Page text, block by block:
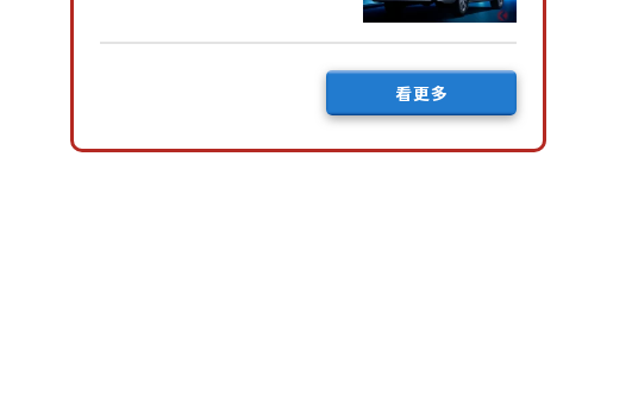
後竟然還要等「超過半年」
看更多